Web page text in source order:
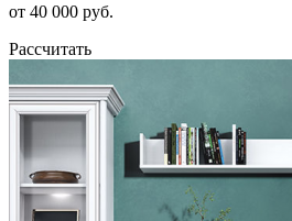
от 40 000 руб.
Рассчитать